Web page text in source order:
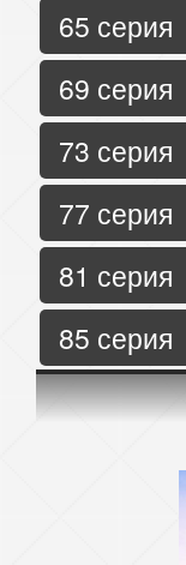
65 серия
69 серия
73 серия
77 серия
81 серия
85 серия
89 серия